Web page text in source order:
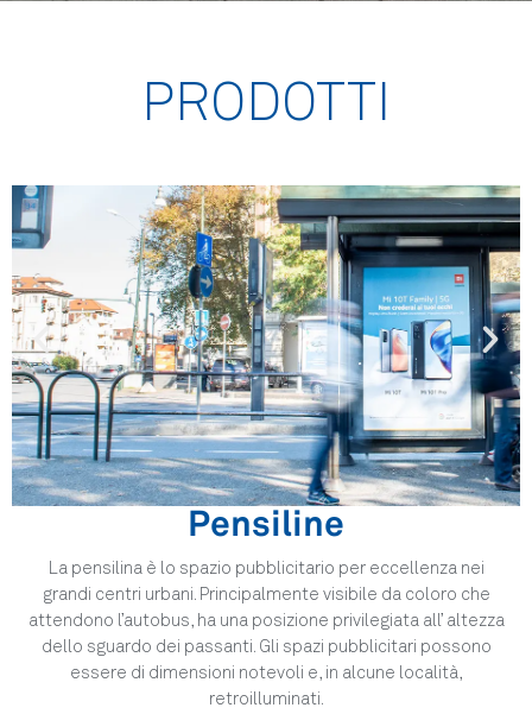
PRODOTTI
Pensiline
La pensilina è lo spazio pubblicitario per eccellenza nei
grandi centri urbani. Principalmente visibile da coloro che
attendono l’autobus, ha una posizione privilegiata all’ altezza
dello sguardo dei passanti. Gli spazi pubblicitari possono
essere di dimensioni notevoli e, in alcune località,
retroilluminati.